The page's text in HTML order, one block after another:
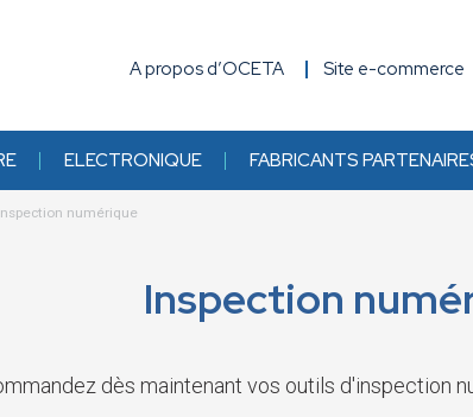
A propos d’OCETA Site e-commerce
ELECTRONIQUE FABRICANTS
numérique
Inspection
dès maintenant vos outils d'inspection